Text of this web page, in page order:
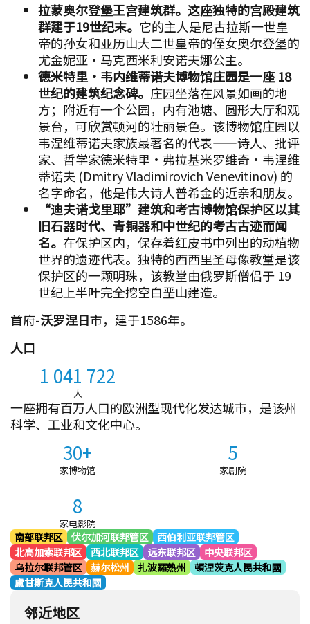
拉蒙奥尔登堡王宫建筑群。这座独特的宫殿建筑
群建于19世纪末。 它的主人是尼古拉斯一世皇
帝的孙女和亚历山大二世皇帝的侄女奥尔登堡的
尤金妮亚·马克西米利安诺夫娜公主。
德米特里·韦内维蒂诺夫博物馆庄园是一座 18
世纪的建筑纪念碑。 庄园坐落在风景如画的地
方；附近有一个公园，内有池塘、圆形大厅和观
景台，可欣赏顿河的壮丽景色。该博物馆庄园以
韦涅维蒂诺夫家族最著名的代表——诗人、批评
家、哲学家德米特里·弗拉基米罗维奇·韦涅维
蒂诺夫 (Dmitry Vladimirovich Venevitinov) 的
名字命名，他是伟大诗人普希金的近亲和朋友。
“迪夫诺戈里耶”建筑和考古博物馆保护区以其
旧石器时代、青铜器和中世纪的考古古迹而闻
名。 在保护区内，保存着红皮书中列出的动植物
世界的遗迹代表。独特的西西里圣母像教堂是该
保护区的一颗明珠，该教堂由俄罗斯僧侣于 19
世纪上半叶完全挖空白垩山建造。
首府-沃罗涅日市，建于1586年。
人口
1 041 722
人
一座拥有百万人口的欧洲型现代化发达城市，是该州
科学、工业和文化中心。
30+
家博物馆
5
家剧院
8
家电影院
南部联邦区 伏尔加河联邦管区 西伯利亚联邦管区
北高加索联邦区 西北联邦区 远东联邦区
中央联邦区
乌拉尔联邦管区
赫尔松州 扎波羅熱州
頓涅茨克人民共和國
盧甘斯克人民共和國
邻近地区